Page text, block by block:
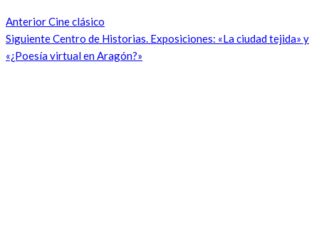
AnteriorCine clásico
SiguienteCentro de Historias. Exposiciones: «La ciudad tejida» y
«¿Poesía virtual en Aragón?»